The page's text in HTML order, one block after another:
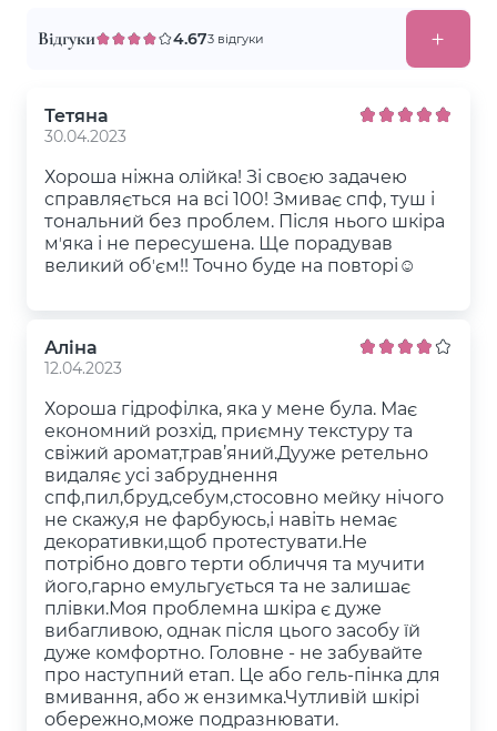
Відгуки 4.673 відгуки
Тетяна
30.04.2023
Хороша ніжна олійка! Зі своєю задачею
справляється на всі 100! Змиває спф, туш і
тональний без проблем. Після нього шкіра
мʼяка і не пересушена. Ще порадував
великий обʼєм!! Точно буде на повторі☺️
Аліна
12.04.2023
Хороша гідрофілка, яка у мене була. Має
економний розхід, приємну текстуру та
свіжий аромат,трав’яний.Дууже ретельно
видаляє усі забруднення
спф,пил,бруд,себум,стосовно мейку нічого
не скажу,я не фарбуюсь,і навіть немає
декоративки,щоб протестувати.Не
потрібно довго терти обличчя та мучити
його,гарно емульгується та не залишає
плівки.Моя проблемна шкіра є дуже
вибагливою, однак після цього засобу їй
дуже комфортно. Головне - не забувайте
про наступний етап. Це або гель-пінка для
вмивання, або ж ензимка.Чутливій шкірі
обережно,може подразнювати.